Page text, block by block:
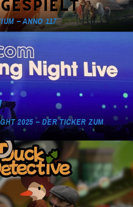
– ANNO 117
2025 – DER TICKER ZUM